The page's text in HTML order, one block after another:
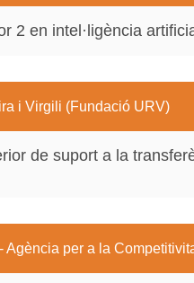
2 en intel·ligència
i Virgili (Fundació URV)
de suport a la
Agència per a la